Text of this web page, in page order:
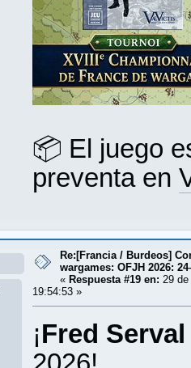
📦 El juego
preventa en
Re:[Francia / Burdeos]
wargames: OFJH 2026:
« Respuesta #19 en: 29
19:54:53 »
¡Fred Serval